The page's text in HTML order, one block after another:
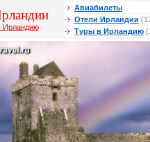
Ирландию
Авиабилеты
Отели Ирландии
Туры в Ирландию